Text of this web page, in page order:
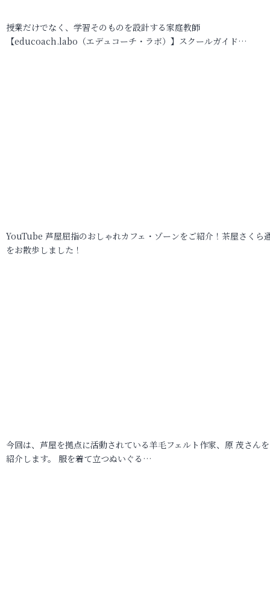
授業だけでなく、学習そのものを設計する家庭教師
【educoach.labo（エデュコーチ・ラボ）】スクールガイド…
YouTube 芦屋屈指のおしゃれカフェ・ゾーンをご紹介！茶屋さくら
をお散歩しました！
今回は、芦屋を拠点に活動されている羊毛フェルト作家、原 茂さん
紹介します。 服を着て立つぬいぐる…